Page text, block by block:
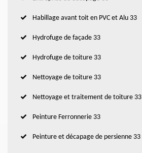
Habillage avant toit en PVC et Alu 33
Hydrofuge de façade 33
Hydrofuge de toiture 33
Nettoyage de toiture 33
Nettoyage et traitement de toiture 33
Peinture Ferronnerie 33
Peinture et décapage de persienne 33